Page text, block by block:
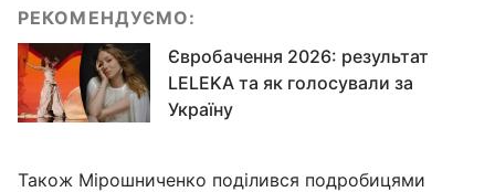
РЕКОМЕНДУЄМО:
Євробачення 2026: результат
LELEKA та як голосували за
Україну
Також Мірошниченко поділився подробицями